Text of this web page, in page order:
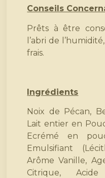
Conseils
Prêts à être
l’abri de
frais.
Ingrédients
Noix de Pécan,
Lait entier en
Ecrémé en
Emulsifiant
Arôme Vanille,
Citrique,